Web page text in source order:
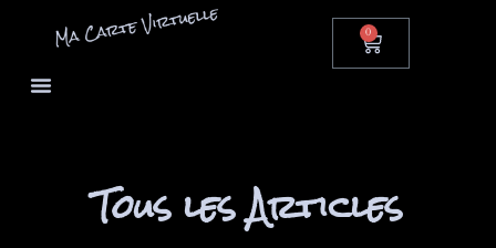
0
Tous les Articles
Retrouvez ici tous les articles disponibles